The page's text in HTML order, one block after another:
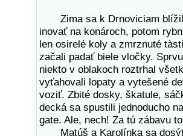
Zima sa k Drnoviciam
inovať na konároch, potom
len osirelé koly a zmrznuté
začali padať biele vločky.
niekto v oblakoch roztrhal
vyťahovali lopaty a vytešené
voziť. Zbité dosky, škatule,
decká sa spustili jednoducho
gate. Ale, nech! Za tú zábavu
Matúš a Karolínka sa